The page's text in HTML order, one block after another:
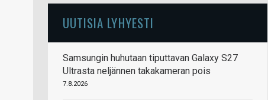
UUTISIA LYHYESTI
Samsungin huhutaan tiputtavan Galaxy S27
Ultrasta neljännen takakameran pois
7.8.2026